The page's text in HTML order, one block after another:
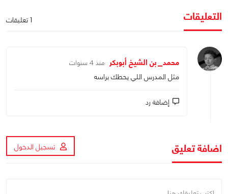
التعليقات 1 تعليقات
محمد_بن الشيخ أبوبكر منذ 4 سنوات
مثل المدرس اللي يحطك براسه
إضافة رد
اضافة تعليق تسجيل الدخول